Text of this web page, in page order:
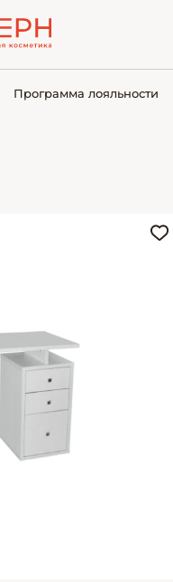
Программа лояльности